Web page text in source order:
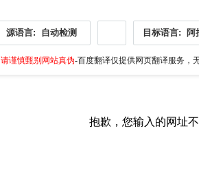
源语言: 自动检测 目标语言: 阿
请谨慎甄别网站真伪-百度翻译仅提供网页翻译服务，